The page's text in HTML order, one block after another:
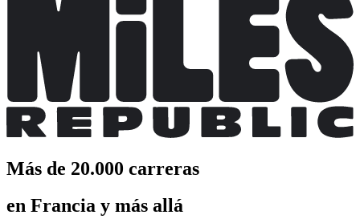
Más de 20.000 carreras
en Francia y más allá